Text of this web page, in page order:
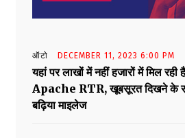
ऑटो DECEMBER 11, 2023 6:00 PM
यहां पर लाखों में नहीं हजारों में मिल
Apache RTR, खूबसूरत दिखने के
बढ़िया माइलेज